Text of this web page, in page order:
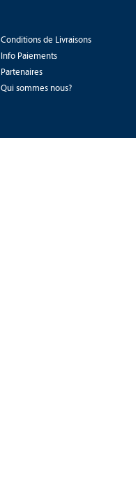
Conditions de Livraisons
Info Paiements
Partenaires
Qui sommes nous?